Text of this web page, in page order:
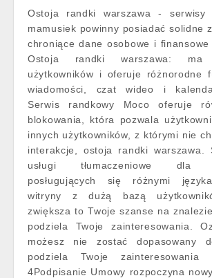
Ostoja randki warszawa - serwisy
mamusiek powinny posiadać solidne
chroniące dane osobowe i finansowe
Ostoja randki warszawa:
użytkowników i oferuje różnorodne
wiadomości, czat wideo i
Serwis randkowy Moco oferuje
blokowania, która pozwala
innych użytkowników, z którymi nie
interakcje, ostoja randki warszawa.
usługi tłumaczeniowe dla
posługujących się różnymi
witryny z dużą bazą
zwiększa to Twoje szanse na
podziela Twoje zainteresowania.
możesz nie zostać dopasowany
podziela Twoje zainteresowania
4Podpisanie Umowy rozpoczyna